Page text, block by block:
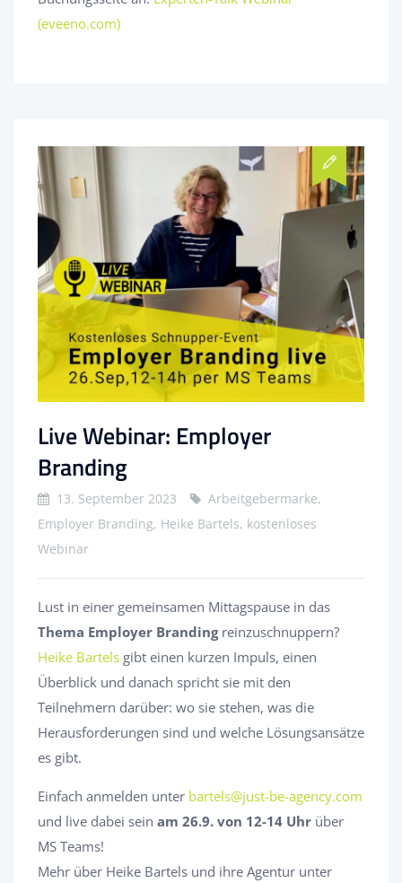
(eveeno.com)
Live Webinar: Employer
Branding
13. September 2023
Arbeitgebermarke,
Employer Branding, Heike Bartels, kostenloses
Webinar
Lust in einer gemeinsamen Mittagspause in das
Thema Employer Brandingreinzuschnuppern?
Heike Bartels gibt einen kurzen Impuls, einen
Überblick und danach spricht sie mit den
Teilnehmern darüber: wo sie stehen, was die
Herausforderungen sind und welche Lösungsansätze
es gibt.
Einfach anmelden unter bartels@just-be-agency.com
und live dabei sein am 26.9. von 12-14 Uhr über
MS Teams!
Mehr über Heike Bartels und ihre Agentur unter